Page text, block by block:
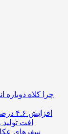
چرا کلاه دوباره
افت